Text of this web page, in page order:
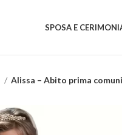
SPOSA E
Alissa – Abito prima